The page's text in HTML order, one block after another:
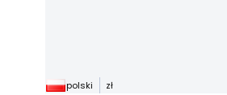
polski zł